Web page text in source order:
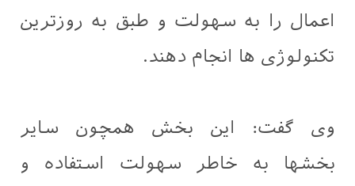
اعمال را به سهولت و طبق به روزترین
تکنولوژی ها انجام دهند.
وی گفت: این بخش همچون سایر
بخشها به خاطر سهولت استفاده و